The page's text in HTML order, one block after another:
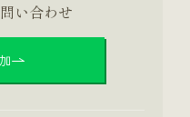
い合わせ